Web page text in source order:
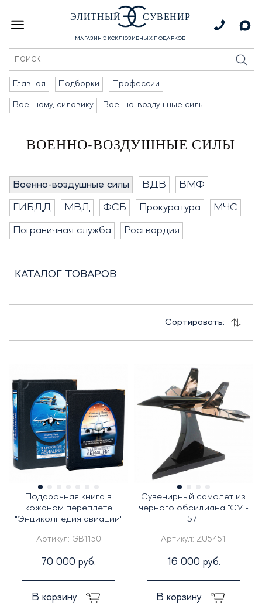
ЭЛИТНЫЙ СУВЕНИР
МАГАЗИН ЭКСКЛЮЗИВНЫХ ПОДАРКОВ
Главная Подборки Профессии
Военному, силовику Военно-воздушные силы
ВОЕННО-ВОЗДУШНЫЕ СИЛЫ
Военно-воздушные силы ВДВ ВМФ
ГИБДД МВД ФСБ Прокуратура МЧС
Пограничная служба Росгвардия
КАТАЛОГ ТОВАРОВ
Сортировать:
Подарочная книга в
кожаном переплете
"Энциколпедия авиации"
Артикул: GB1150
70 000 руб.
В корзину
Сувенирный самолет из
черного обсидиана "СУ -
57"
Артикул: ZU5451
16 000 руб.
В корзину